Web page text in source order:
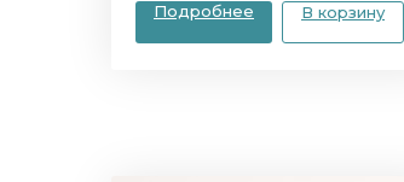
Подробнее В корзину